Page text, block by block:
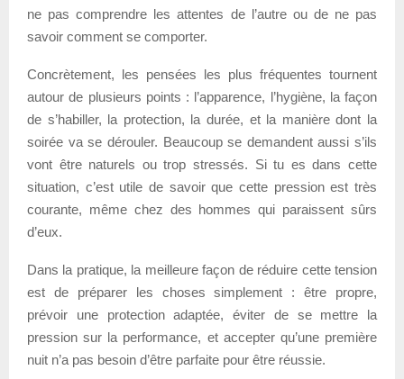
ne pas comprendre les attentes de l’autre ou de ne pas
savoir comment se comporter.
Concrètement, les pensées les plus fréquentes tournent
autour de plusieurs points : l’apparence, l’hygiène, la façon
de s’habiller, la protection, la durée, et la manière dont la
soirée va se dérouler. Beaucoup se demandent aussi s’ils
vont être naturels ou trop stressés. Si tu es dans cette
situation, c’est utile de savoir que cette pression est très
courante, même chez des hommes qui paraissent sûrs
d’eux.
Dans la pratique, la meilleure façon de réduire cette tension
est de préparer les choses simplement : être propre,
prévoir une protection adaptée, éviter de se mettre la
pression sur la performance, et accepter qu’une première
nuit n’a pas besoin d’être parfaite pour être réussie.